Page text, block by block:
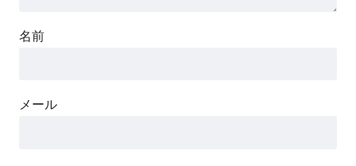
名前
メール